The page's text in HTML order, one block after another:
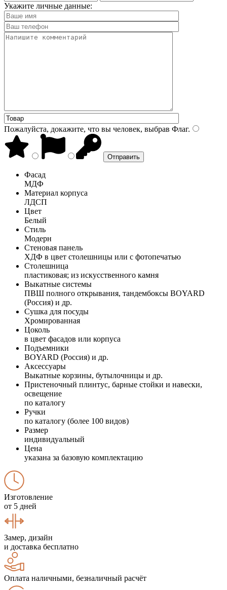
Укажите личные данные:
Пожалуйста, докажите, что вы человек, выбрав Флаг.
Фасад
МДФ
Материал корпуса
ЛДСП
Цвет
Белый
Стиль
Модерн
Стеновая панель
ХДФ в цвет столешницы или с фотопечатью
Столешница
пластиковая; из искусственного камня
Выкатные системы
ПВШ полного открывания, тандембоксы BOYARD
(Россия) и др.
Сушка для посуды
Хромированная
Цоколь
в цвет фасадов или корпуса
Подъемники
BOYARD (Россия) и др.
Аксессуары
Выкатные корзины, бутылочницы и др.
Пристеночный плинтус, барные стойки и навески,
освещение
по каталогу
Ручки
по каталогу (более 100 видов)
Размер
индивидуальный
Цена
указана за базовую комплектацию
Изготовление
от 5 дней
Замер, дизайн
и доставка бесплатно
Оплата наличными, безналичный расчёт